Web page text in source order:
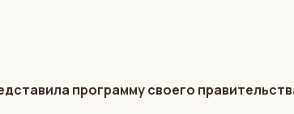
программу своего